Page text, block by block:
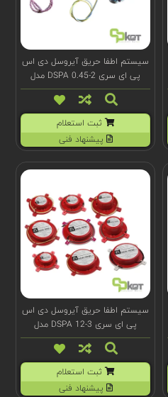
سیستم اطفا حریق آیروسل دی اس
پی ای سری DSPA 0.45-2 مدل
(t)100902
ثبت استعلام
پیشنهاد فنی
سیستم اطفا حریق آیروسل دی اس
پی ای سری DSPA 12-3 مدل
(t)100027
ثبت استعلام
پیشنهاد فنی